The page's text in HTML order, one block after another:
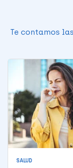
Te contamos
SALUD